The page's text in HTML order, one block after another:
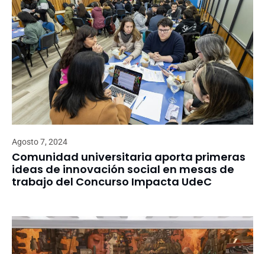
Agosto 7, 2024
Comunidad universitaria aporta primeras
ideas de innovación social en mesas de
trabajo del Concurso Impacta UdeC